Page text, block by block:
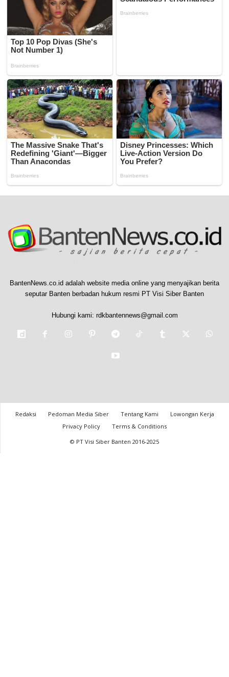
BantenNews.co.id adalah website media online yang menyajikan berita
seputar Banten berbadan hukum resmi PT Visi Siber Banten
Hubungi kami: rdkbantennews@gmail.com
Redaksi Pedoman Media Siber Tentang Kami
Lowongan Kerja
Privacy Policy
Terms & Conditions
© PT Visi Siber Banten 2016-2025